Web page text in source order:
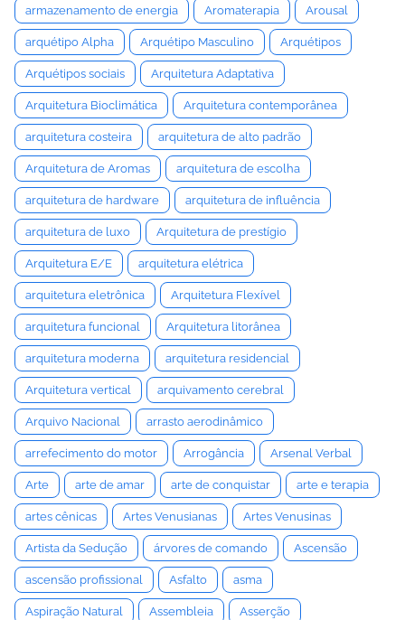
armazenamento de energia Aromaterapia Arousal
arquétipo Alpha Arquétipo Masculino Arquétipos
Arquétipos sociais Arquitetura Adaptativa
Arquitetura Bioclimática Arquitetura contemporânea
arquitetura costeira arquitetura de alto padrão
Arquitetura de Aromas arquitetura de escolha
arquitetura de hardware arquitetura de influência
arquitetura de luxo Arquitetura de prestígio
Arquitetura E/E arquitetura elétrica
arquitetura eletrônica Arquitetura Flexível
arquitetura funcional Arquitetura litorânea
arquitetura moderna arquitetura residencial
Arquitetura vertical arquivamento cerebral
Arquivo Nacional arrasto aerodinâmico
arrefecimento do motor Arrogância Arsenal Verbal
Arte arte de amar arte de conquistar arte e terapia
artes cênicas Artes Venusianas Artes Venusinas
Artista da Sedução árvores de comando Ascensão
ascensão profissional Asfalto asma
Aspiração Natural Assembleia Asserção